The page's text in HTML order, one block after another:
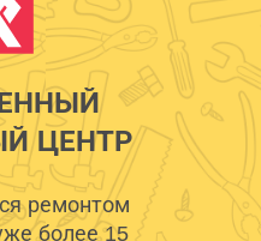
ЦЕНТР
ремонтом
более 15